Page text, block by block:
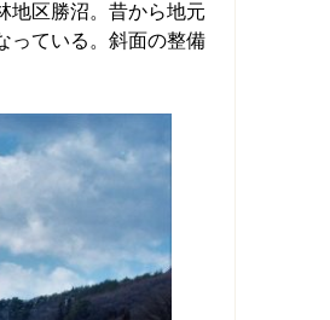
地区勝沼。昔から地元
っている。斜面の整備